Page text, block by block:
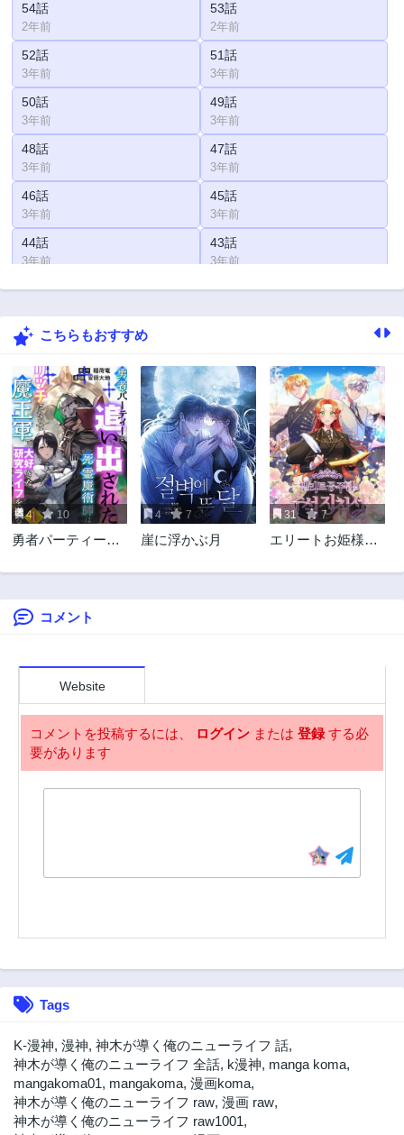
54話
2年前
53話
2年前
52話
3年前
51話
3年前
50話
3年前
49話
3年前
48話
3年前
47話
3年前
46話
3年前
45話
3年前
44話
3年前
43話
3年前
42話 41話
40話
38話
3年前
37話
3年前
36話
3年前
35話
3年前
34話
3年前
33話
3年前
32話
3年前
31話
3年前
30話 29話
28話
26話
24話
3年前
23話
3年前
22話
12話
3年前
10話
3年前 3年前
8話
3年前
7話
3年前
こちらもおすすめ
4 10
勇者パーティーを
魔術師はリッチに
好きな研究ライフ
を送る
4 7
崖に浮かぶ月
31 7
エリートお姫様の
コメント
Website
コメントを投稿するには、 ログイン または 登録する必
要があります
Tags
K-漫神, 漫神, 神木が導く俺のニューライフ 話,
神木が導く俺のニューライフ 全話, k漫神, manga koma,
mangakoma01, mangakoma, 漫画koma,
神木が導く俺のニューライフ raw, 漫画 raw,
神木が導く俺のニューライフ raw1001,